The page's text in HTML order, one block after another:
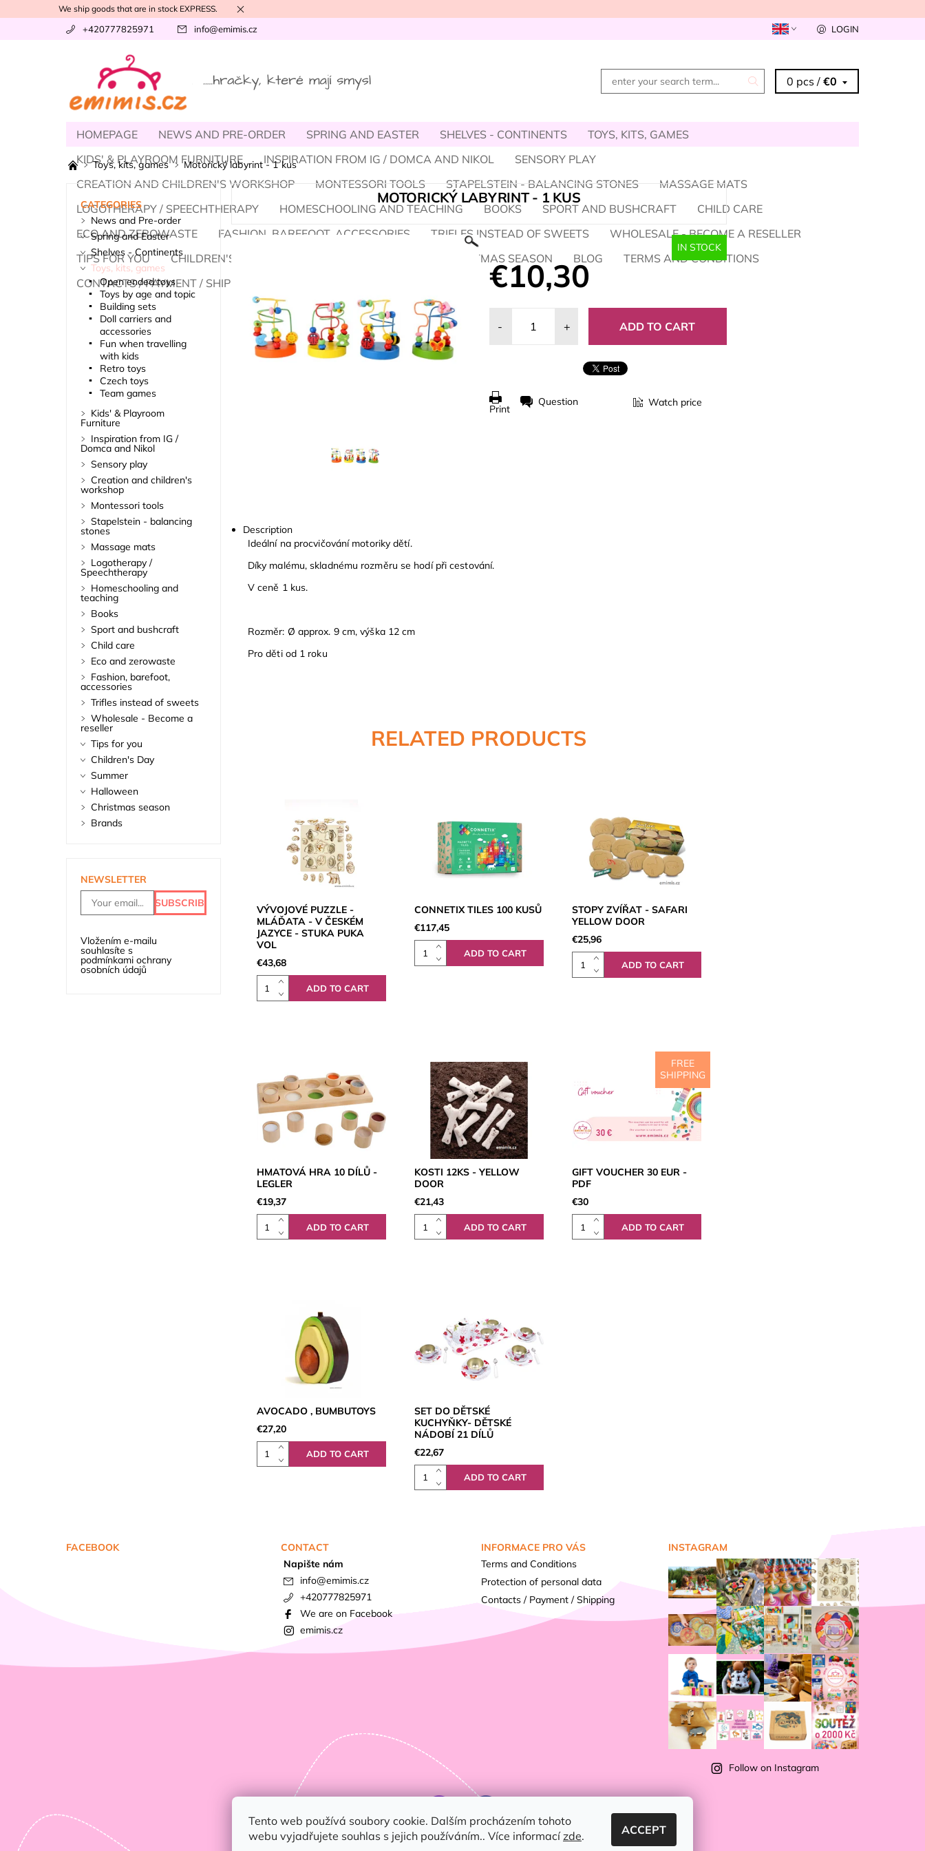
We ship goods that are in stock EXPRESS.
+420777825971 info@emimis.cz LOGIN
0 pcs /€0
HOMEPAGE NEWS AND PRE-ORDER SPRING AND EASTER SHELVES - CONTINENTS
TOYS, KITS, GAMES
KIDS' & PLAYROOM FURNITURE
INSPIRATION FROM IG / DOMCA AND NIKOL
SENSORY PLAY
CREATION AND CHILDREN'S WORKSHOP
MONTESSORI TOOLS STAPELSTEIN - BALANCING STONES
MASSAGE MATS
LOGOTHERAPY / SPEECHTHERAPY
HOMESCHOOLING AND TEACHING BOOKS SPORT AND BUSHCRAFT
CHILD CARE
ECO AND ZEROWASTE
FASHION, BAREFOOT, ACCESSORIES TRIFLES INSTEAD OF SWEETS
WHOLESALE - BECOME A RESELLER
TIPS FOR YOU
CHILDREN'S DAY CHRISTMAS SEASON BLOG
TERMS AND CONDITIONS
CONTACTS / PAYMENT / SHIPPING
Toys, kits, games Motorický labyrint - 1 kus
MOTORICKÝ LABYRINT - 1 KUS
IN STOCK
€10,30
- +
Print
Question Watch price
Description
Ideální na procvičování motoriky dětí.
Díky malému, skladnému rozměru se hodí při cestování.
V ceně 1 kus.
Rozměr: Ø approx. 9 cm, výška 12 cm
Pro děti od 1 roku
RELATED PRODUCTS
VÝVOJOVÉ PUZZLE -
MLÁĎATA - V ČESKÉM
JAZYCE - STUKA PUKA
VOL
€43,68
CONNETIX TILES 100 KUSŮ
€117,45
STOPY ZVÍŘAT - SAFARI
YELLOW DOOR
€25,96
HMATOVÁ HRA 10 DÍLŮ -
LEGLER
€19,37
KOSTI 12KS - YELLOW
DOOR
€21,43
FREE
SHIPPING
GIFT VOUCHER 30 EUR -
PDF
€30
AVOCADO , BUMBUTOYS
€27,20
SET DO DĚTSKÉ
KUCHYŇKY- DĚTSKÉ
NÁDOBÍ 21 DÍLŮ
€22,67
CATEGORIES
News and Pre-order
Spring and Easter
Shelves - Continents
Toys, kits, games
Open ended toys
Toys by age and topic
Building sets
Doll carriers and
accessories
Fun when travelling
with kids
Retro toys
Czech toys
Team games
Kids' & Playroom
Furniture
Inspiration from IG /
Domca and Nikol
Sensory play
Creation and children's
workshop
Montessori tools
Stapelstein - balancing
stones
Massage mats
Logotherapy /
Speechtherapy
Homeschooling and
teaching
Books
Sport and bushcraft
Child care
Eco and zerowaste
Fashion, barefoot,
accessories
Trifles instead of sweets
Wholesale - Become a
reseller
Tips for you
Children's Day
Summer
Halloween
Christmas season
Brands
NEWSLETTER
Vložením e-mailu
souhlasíte s
podmínkami ochrany
osobních údajů
FACEBOOK
CONTACT
Napište nám
info@emimis.cz
+420777825971
We are on Facebook
emimis.cz
INFORMACE PRO VÁS
Terms and Conditions
Protection of personal data
Contacts / Payment / Shipping
INSTAGRAM
Follow on Instagram
Tento web používá soubory cookie. Dalším procházením tohoto
webu vyjadřujete souhlas s jejich používáním.. Více informacízde. ACCEPT